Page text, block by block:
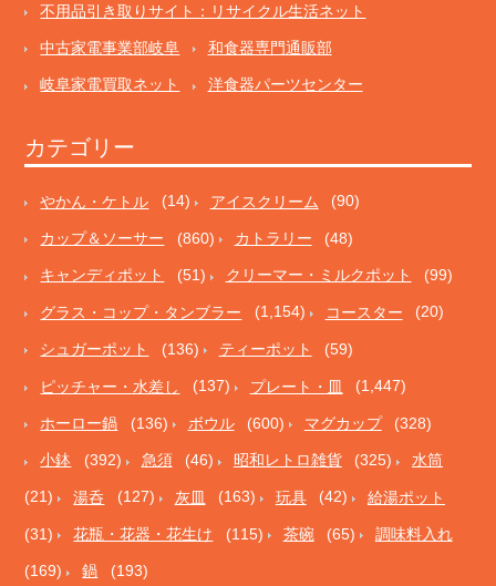
不用品引き取りサイト：リサイクル生活ネット
中古家電事業部岐阜 和食器専門通販部
岐阜家電買取ネット 洋食器パーツセンター
カテゴリー
やかん・ケトル (14) アイスクリーム (90)
カップ＆ソーサー (860) カトラリー (48)
キャンディポット (51) クリーマー・ミルクポット (99)
グラス・コップ・タンブラー (1,154) コースター (20)
シュガーポット (136) ティーポット (59)
ピッチャー・水差し (137) プレート・皿 (1,447)
ホーロー鍋 (136) ボウル (600) マグカップ (328)
小鉢 (392) 急須 (46) 昭和レトロ雑貨 (325) 水筒
(21) 湯呑 (127) 灰皿 (163) 玩具 (42) 給湯ポット
(31) 花瓶・花器・花生け (115) 茶碗 (65) 調味料入れ
(169) 鍋 (193)